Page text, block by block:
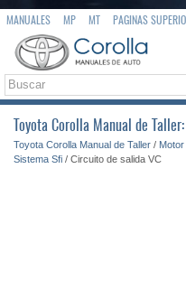
MANUALES MP MT PAGINAS
Toyota Corolla Manual de
Toyota Corolla Manual de Taller /
Sistema Sfi / Circuito de salida VC